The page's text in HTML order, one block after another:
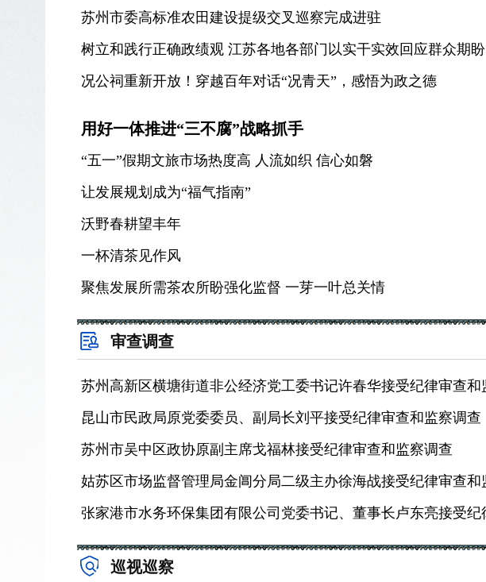
苏州市委高标准农田建设提级交叉巡察完成进驻
树立和践行正确政绩观 江苏各地各部门以实干实效回应群众期盼
况公祠重新开放！穿越百年对话“况青天”，感悟为政之德
用好一体推进“三不腐”战略抓手
“五一”假期文旅市场热度高 人流如织 信心如磐
让发展规划成为“福气指南”
沃野春耕望丰年
一杯清茶见作风
聚焦发展所需茶农所盼强化监督 一芽一叶总关情
审查调查
昆山市民政局原党委委员、副局长刘平接受纪律审查和监察调查
苏州市吴中区政协原副主席戈福林接受纪律审查和监察调查
巡视巡察